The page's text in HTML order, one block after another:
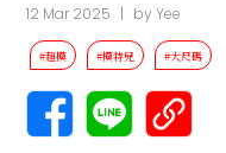
12 Mar 2025 | byYee
#超模 #模特兒 #大尺碼